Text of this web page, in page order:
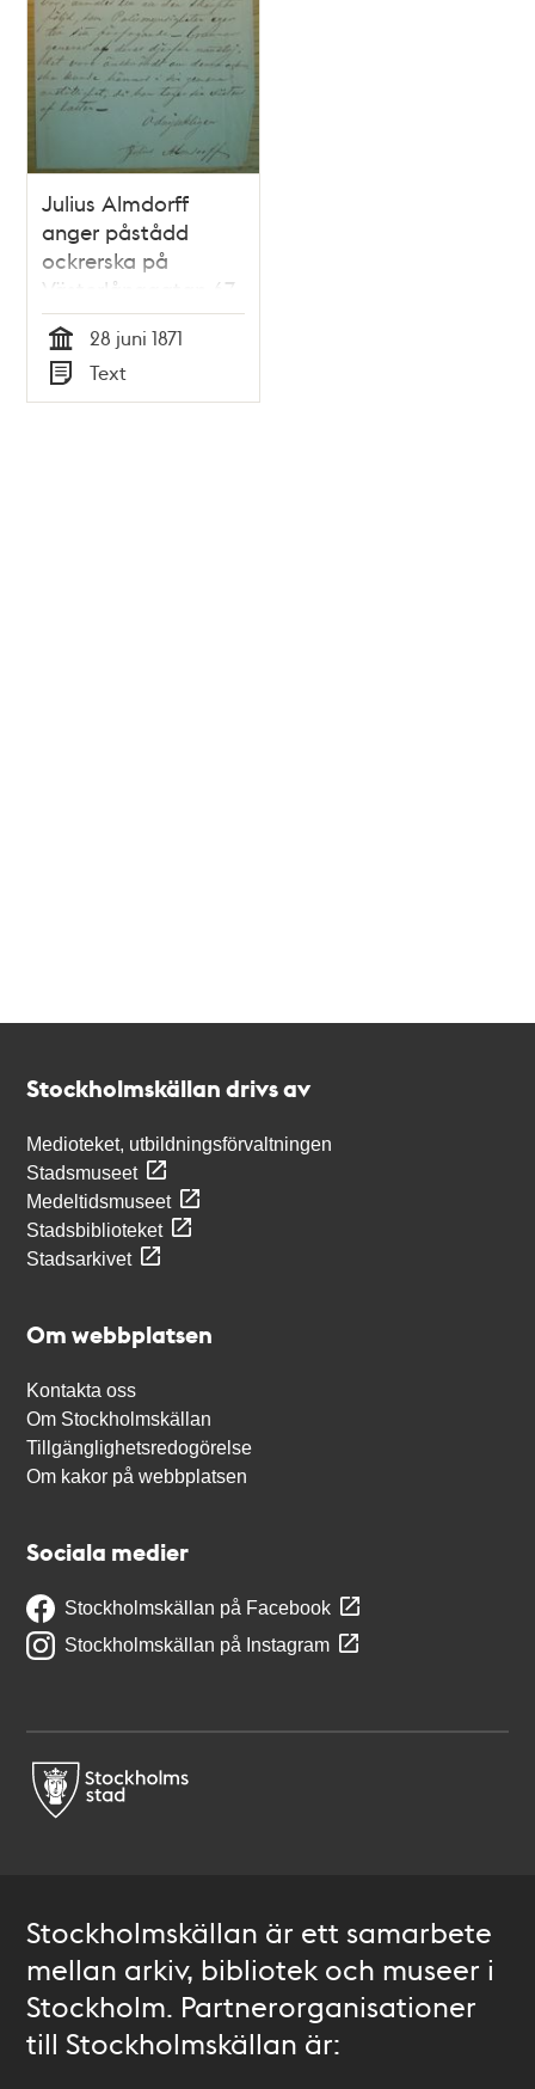
Julius Almdorff
anger påstådd
ockrerska på
Västerlånggatan 67
Tid
28 juni 1871
Typ
Text
Stockholmskällan drivs av
Medioteket, utbildningsförvaltningen
Stadsmuseet
Medeltidsmuseet
Stadsbiblioteket
Stadsarkivet
Om webbplatsen
Kontakta oss
Om Stockholmskällan
Tillgänglighetsredogörelse
Om kakor på webbplatsen
Sociala medier
Stockholmskällan på Facebook
Stockholmskällan på Instagram
Stockholmskällan är ett samarbete
mellan arkiv, bibliotek och museer i
Stockholm. Partnerorganisationer
till Stockholmskällan är: